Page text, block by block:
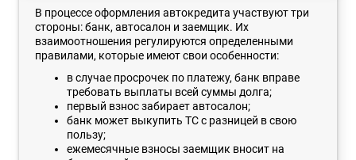
В процессе оформления автокредита участвуют три
стороны: банк, автосалон и заемщик. Их
взаимоотношения регулируются определенными
правилами, которые имеют свои особенности:
в случае просрочек по платежу, банк вправе
требовать выплаты всей суммы долга;
первый взнос забирает автосалон;
банк может выкупить ТС с разницей в свою
пользу;
ежемесячные взносы заемщик вносит на